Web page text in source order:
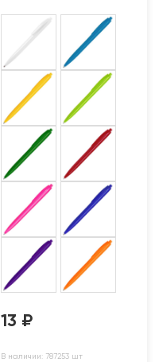
13 ₽
В наличии: 787253 шт